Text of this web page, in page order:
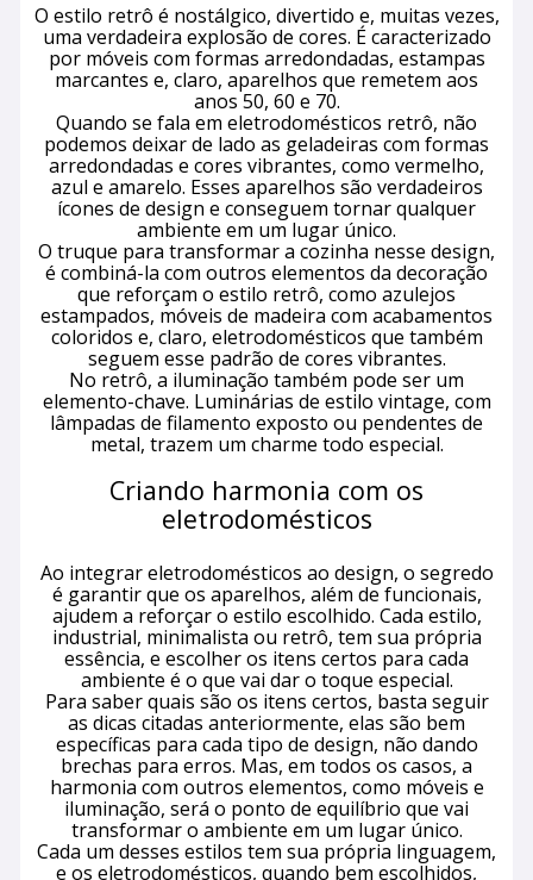
O estilo retrô é nostálgico, divertido e, muitas vezes,
uma verdadeira explosão de cores. É caracterizado
por móveis com formas arredondadas, estampas
marcantes e, claro, aparelhos que remetem aos
anos 50, 60 e 70.
Quando se fala em eletrodomésticos retrô, não
podemos deixar de lado as geladeiras com formas
arredondadas e cores vibrantes, como vermelho,
azul e amarelo. Esses aparelhos são verdadeiros
ícones de design e conseguem tornar qualquer
ambiente em um lugar único.
O truque para transformar a cozinha nesse design,
é combiná-la com outros elementos da decoração
que reforçam o estilo retrô, como azulejos
estampados, móveis de madeira com acabamentos
coloridos e, claro, eletrodomésticos que também
seguem esse padrão de cores vibrantes.
No retrô, a iluminação também pode ser um
elemento-chave. Luminárias de estilo vintage, com
lâmpadas de filamento exposto ou pendentes de
metal, trazem um charme todo especial.
Criando harmonia com os
eletrodomésticos
Ao integrar eletrodomésticos ao design, o segredo
é garantir que os aparelhos, além de funcionais,
ajudem a reforçar o estilo escolhido. Cada estilo,
industrial, minimalista ou retrô, tem sua própria
essência, e escolher os itens certos para cada
ambiente é o que vai dar o toque especial.
Para saber quais são os itens certos, basta seguir
as dicas citadas anteriormente, elas são bem
específicas para cada tipo de design, não dando
brechas para erros. Mas, em todos os casos, a
harmonia com outros elementos, como móveis e
iluminação, será o ponto de equilíbrio que vai
transformar o ambiente em um lugar único.
Cada um desses estilos tem sua própria linguagem,
e os eletrodomésticos, quando bem escolhidos,